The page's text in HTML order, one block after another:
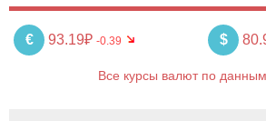
€ 93.19₽ -0.39 $
Все курсы валют по